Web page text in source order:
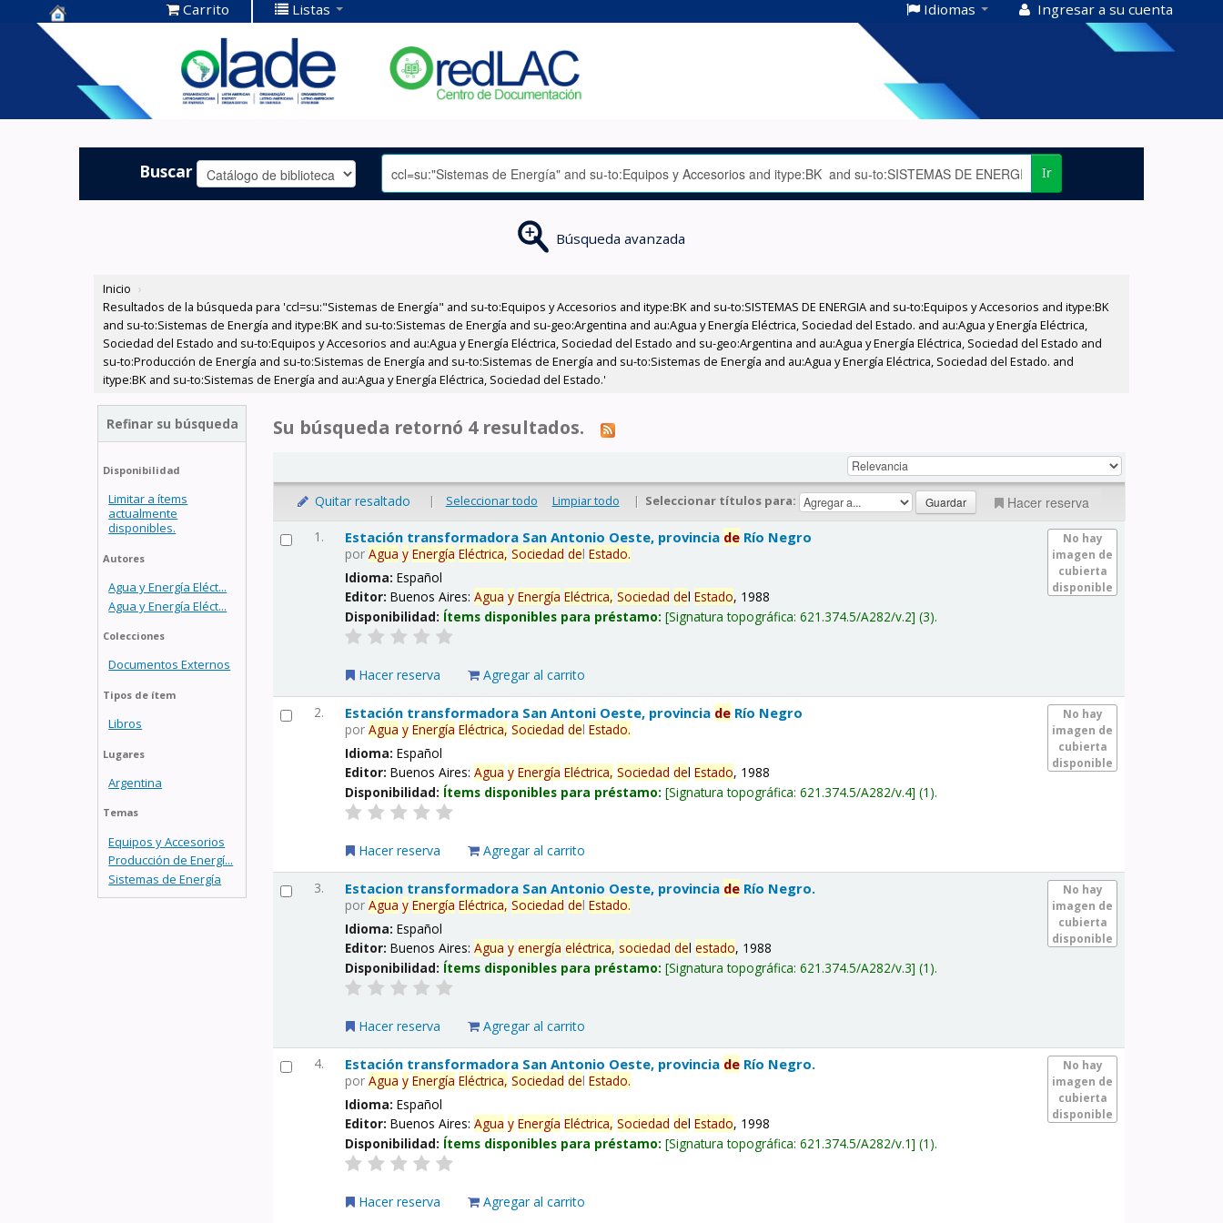
Centro de
Documentación
OLADE -
Carrito Listas Idiomas Ingresar a su cuenta
Buscar Ir
Búsqueda avanzada
Inicio ›
Resultados de la búsqueda para 'ccl=su:"Sistemas de Energía" and su-to:Equipos y Accesorios and itype:BK and su-to:SISTEMAS DE ENERGIA and su-to:Equipos y Accesorios and itype:BK
and su-to:Sistemas de Energía and itype:BK and su-to:Sistemas de Energía and su-geo:Argentina and au:Agua y Energía Eléctrica, Sociedad del Estado. and au:Agua y Energía Eléctrica,
Sociedad del Estado and su-to:Equipos y Accesorios and au:Agua y Energía Eléctrica, Sociedad del Estado and su-geo:Argentina and au:Agua y Energía Eléctrica, Sociedad del Estado and
su-to:Producción de Energía and su-to:Sistemas de Energía and su-to:Sistemas de Energía and su-to:Sistemas de Energía and au:Agua y Energía Eléctrica, Sociedad del Estado. and
itype:BK and su-to:Sistemas de Energía and au:Agua y Energía Eléctrica, Sociedad del Estado.'
Refinar su búsqueda
Disponibilidad
Limitar a ítems
actualmente
disponibles.
Autores
Agua y Energía Eléct...
Agua y Energía Eléct...
Colecciones
Documentos Externos
Tipos de ítem
Libros
Lugares
Argentina
Temas
Equipos y Accesorios
Producción de Energí...
Sistemas de Energía
Su búsqueda retornó 4 resultados.
Quitar resaltado | Seleccionar todo Limpiar todo | Seleccionar títulos para: Hacer reserva
1.
No hay
imagen de
cubierta
disponible
Estación transformadora San Antonio Oeste, provincia de Río Negro
porAgua y Energía Eléctrica, Sociedad delEstado.
Idioma:Español
Editor:Buenos Aires:Agua y Energía Eléctrica, Sociedad delEstado, 1988
Disponibilidad: Ítems disponibles para préstamo: Signatura topográfica:621.374.5/A282/v.2 (3).
Hacer reserva Agregar al carrito
2.
No hay
imagen de
cubierta
disponible
Estación transformadora San Antoni Oeste, provincia de Río Negro
porAgua y Energía Eléctrica, Sociedad delEstado.
Idioma:Español
Editor:Buenos Aires:Agua y Energía Eléctrica, Sociedad delEstado, 1988
Disponibilidad: Ítems disponibles para préstamo: Signatura topográfica:621.374.5/A282/v.4 (1).
Hacer reserva Agregar al carrito
3.
No hay
imagen de
cubierta
disponible
Estacion transformadora San Antonio Oeste, provincia de Río Negro.
porAgua y Energía Eléctrica, Sociedad delEstado.
Idioma:Español
Editor:Buenos Aires:Agua y energía eléctrica, sociedad delestado, 1988
Disponibilidad: Ítems disponibles para préstamo: Signatura topográfica:621.374.5/A282/v.3 (1).
Hacer reserva Agregar al carrito
4.
No hay
imagen de
cubierta
disponible
Estación transformadora San Antonio Oeste, provincia de Río Negro.
porAgua y Energía Eléctrica, Sociedad delEstado.
Idioma:Español
Editor:Buenos Aires:Agua y Energía Eléctrica, Sociedad delEstado, 1998
Disponibilidad: Ítems disponibles para préstamo: Signatura topográfica:621.374.5/A282/v.1 (1).
Hacer reserva Agregar al carrito